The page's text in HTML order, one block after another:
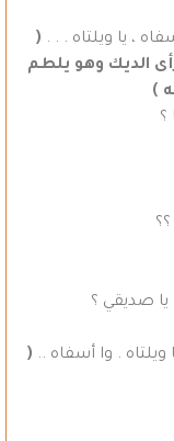
، يا ويلتاه . . . (
الديك وهو يلطم
)
؟
صديقي ؟
ويلتاه . وا أسفاه .. (